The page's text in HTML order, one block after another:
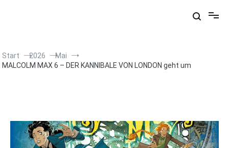
Start 2026
Mai
MALCOLM MAX 6 – DER KANNIBALE VON LONDON geht um